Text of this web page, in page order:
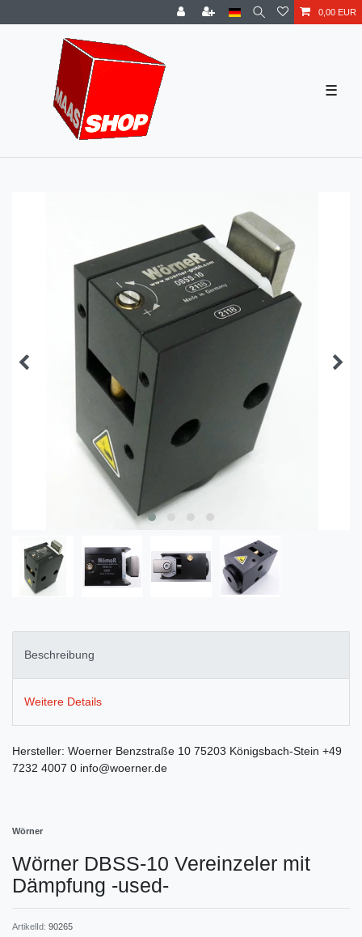
0,00 EUR
☰
Beschreibung
Weitere Details
Hersteller: Woerner Benzstraße 10 75203 Königsbach-Stein +49
7232 4007 0 info@woerner.de
Wörner
Wörner DBSS-10 Vereinzeler mit
Dämpfung -used-
ArtikelId: 90265